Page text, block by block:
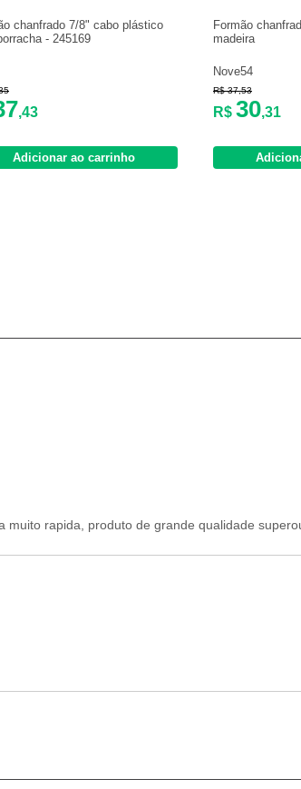
chanfrado 7/8" cabo plástico
- 245169
,43
Adicionar ao carrinho
Formão
madeira
Nove54
R$ 37,53
R$ 30,31
rapida, produto de grande qualidade